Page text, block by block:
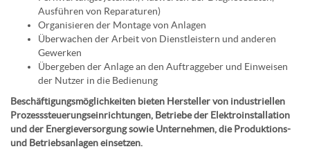
Ausführen von Reparaturen)
Organisieren der Montage von Anlagen
Überwachen der Arbeit von Dienstleistern und anderen
Gewerken
Übergeben der Anlage an den Auftraggeber und Einweisen
der Nutzer in die Bedienung
Beschäftigungsmöglichkeiten bieten Hersteller von industriellen
Prozesssteuerungseinrichtungen, Betriebe der Elektroinstallation
und der Energieversorgung sowie Unternehmen, die Produktions-
und Betriebsanlagen einsetzen.